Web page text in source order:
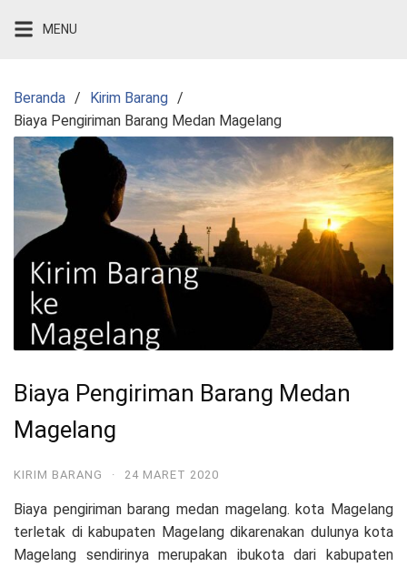
MENU
Beranda
Kirim Barang
Biaya Pengiriman Barang Medan Magelang
Biaya Pengiriman Barang Medan
Magelang
KIRIM BARANG · 24 MARET 2020
Biaya pengiriman barang medan magelang. kota Magelang
terletak di kabupaten Magelang dikarenakan dulunya kota
Magelang sendirinya merupakan ibukota dari kabupaten